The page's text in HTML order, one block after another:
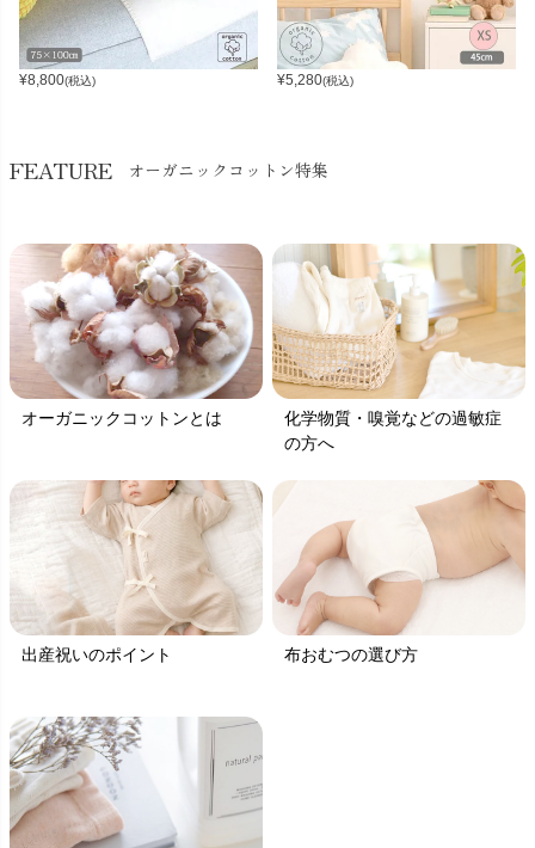
¥8,800(税込) ¥5,280(税込)
FEATURE オーガニックコットン特集
オーガニックコットンとは
化学物質・嗅覚などの過敏症
の方へ
出産祝いのポイント 布おむつの選び方